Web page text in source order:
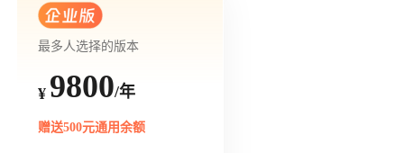
最多人选择的版本
¥ 9800/年
赠送500元通用余额